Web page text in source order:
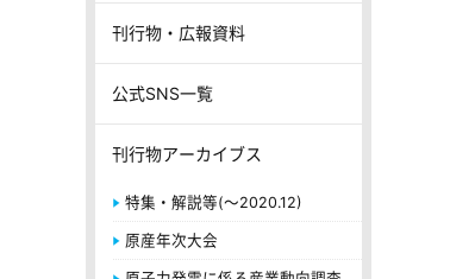
刊行物・広報資料
公式SNS一覧
刊行物アーカイブス
特集・解説等(～2020.12)
原産年次大会